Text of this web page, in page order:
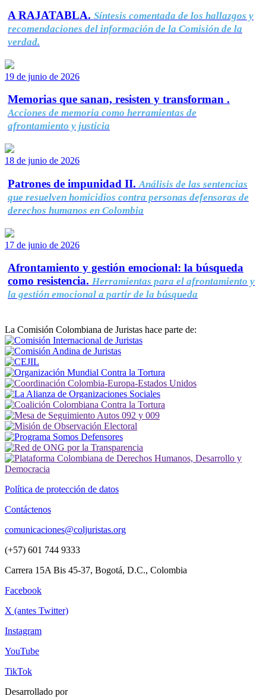
A RAJATABLA. Síntesis comentada de los hallazgos y
recomendaciones del información de la Comisión de la
verdad.
19 de junio de 2026
Memorias que sanan, resisten y transforman .
Acciones de memoria como herramientas de
afrontamiento y justicia
18 de junio de 2026
Patrones de impunidad II. Análisis de las sentencias
que resuelven homicidios contra personas defensoras de
derechos humanos en Colombia
17 de junio de 2026
Afrontamiento y gestión emocional: la búsqueda
como resistencia. Herramientas para el afrontamiento y
la gestión emocional a partir de la búsqueda
La Comisión Colombiana de Juristas hace parte de:
Política de protección de datos
Contáctenos
comunicaciones@coljuristas.org
(+57) 601 744 9333
Carrera 15A Bis 45-37, Bogotá, D.C., Colombia
Facebook
X (antes Twitter)
Instagram
YouTube
TikTok
Desarrollado por